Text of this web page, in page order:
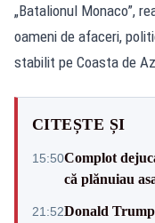
„Batalionul Monaco”,
oameni de afaceri,
stabilit pe Coasta de
CITEȘTE ȘI
15:50Complot
că plănuiau
21:52Donald